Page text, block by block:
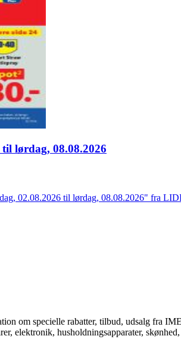
lørdag, 08.08.2026
02.08.2026 til lørdag, 08.08.2026" fra
om specielle rabatter, tilbud, udsalg fra
elektronik, husholdningsapparater,